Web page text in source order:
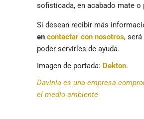
sofisticada, en acabado mate o
Si desean recibir más
en contactar con nosotros,
poder servirles de ayuda.
Imagen de portada: Dekton.
Davinia es una empresa
el medio ambiente